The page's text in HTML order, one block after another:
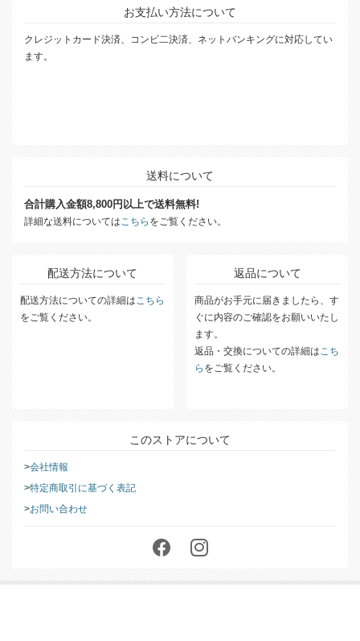
お支払い方法について
クレジットカード決済、コンビ二決済、ネットバンキングに対応してい
ます。
送料について
配送方法について 返品について
商品がお手元に届きましたら、す
ぐに内容のご確認をお願いいたし
ます。